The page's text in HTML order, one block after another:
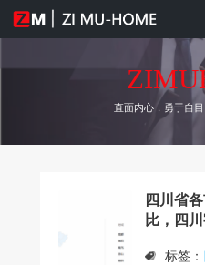
直面内心，勇于自
四川省
比，四
标签：